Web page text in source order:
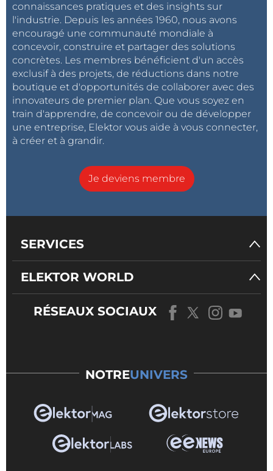
connaissances pratiques et des insights sur
l'industrie. Depuis les années 1960, nous avons
encouragé une communauté mondiale à
concevoir, construire et partager des solutions
concrètes. Les membres bénéficient d'un accès
exclusif à des projets, de réductions dans notre
boutique et d'opportunités de collaborer avec des
innovateurs de premier plan. Que vous soyez en
train d'apprendre, de concevoir ou de développer
une entreprise, Elektor vous aide à vous connecter,
à créer et à grandir.
Je deviens membre
SERVICES
ELEKTOR WORLD
RÉSEAUX SOCIAUX
NOTREUNIVERS